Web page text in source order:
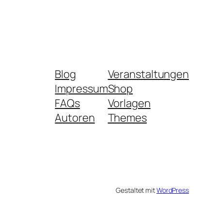
Blog
Impressum
FAQs
Autoren
Veranstaltungen
Shop
Vorlagen
Themes
Gestaltet mitWordPress